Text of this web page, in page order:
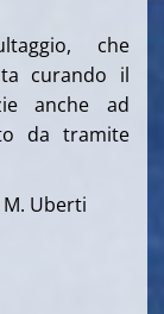
che
curando il
anche ad
da tramite
Uberti